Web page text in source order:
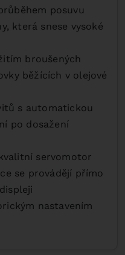
posuvu
která snese vysoké
broušených
běžících v olejové
s automatickou
po dosažení
servomotor
se provádějí přímo
nastavením